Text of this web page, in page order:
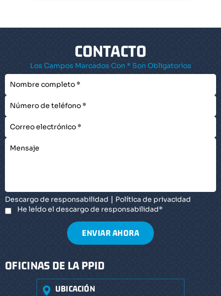
OFICINAS DE LA PPID
UBICACIÓN
CONTACTO
Los Campos Marcados Con * Son Obligatorios
Descargo de responsabilidad | Política de privacidad
He leído el descargo de responsabilidad*